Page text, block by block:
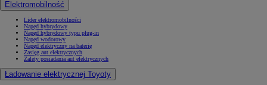
Elektromobilność
Lider elektromobilności
Napęd hybrydowy
Napęd hybrydowy typu plug-in
Napęd wodorowy
Napęd elektryczny na baterię
Zasięg aut elektrycznych
Zalety posiadania aut elektrycznych
Ładowanie elektrycznej Toyoty